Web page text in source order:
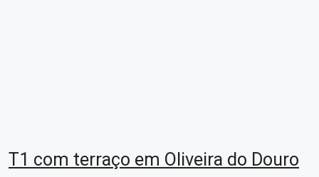
T1 com terraço em Oliveira do Douro